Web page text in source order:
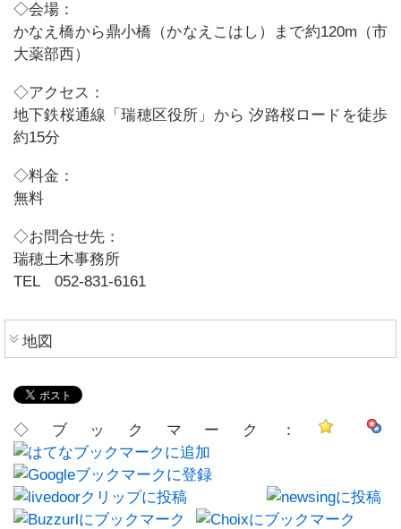
◇会場：
かなえ橋から鼎小橋（かなえこはし）まで約120m（市
大薬部西）
◇アクセス：
地下鉄桜通線「瑞穂区役所」から 汐路桜ロードを徒歩
約15分
◇料金：
無料
◇お問合せ先：
瑞穂土木事務所
TEL 052-831-6161
地図
◇ブックマーク：